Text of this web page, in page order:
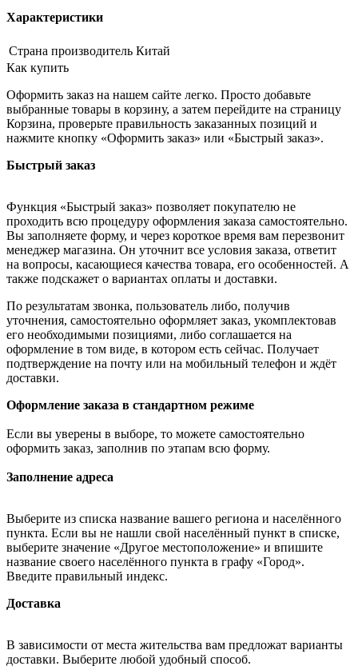
Характеристики
Страна производитель Китай
Как купить
Оформить заказ на нашем сайте легко. Просто добавьте
выбранные товары в корзину, а затем перейдите на страницу
Корзина, проверьте правильность заказанных позиций и
нажмите кнопку «Оформить заказ» или «Быстрый заказ».
Быстрый заказ
Функция «Быстрый заказ» позволяет покупателю не
проходить всю процедуру оформления заказа самостоятельно.
Вы заполняете форму, и через короткое время вам перезвонит
менеджер магазина. Он уточнит все условия заказа, ответит
на вопросы, касающиеся качества товара, его особенностей. А
также подскажет о вариантах оплаты и доставки.
По результатам звонка, пользователь либо, получив
уточнения, самостоятельно оформляет заказ, укомплектовав
его необходимыми позициями, либо соглашается на
оформление в том виде, в котором есть сейчас. Получает
подтверждение на почту или на мобильный телефон и ждёт
доставки.
Оформление заказа в стандартном режиме
Если вы уверены в выборе, то можете самостоятельно
оформить заказ, заполнив по этапам всю форму.
Заполнение адреса
Выберите из списка название вашего региона и населённого
пункта. Если вы не нашли свой населённый пункт в списке,
выберите значение «Другое местоположение» и впишите
название своего населённого пункта в графу «Город».
Введите правильный индекс.
Доставка
В зависимости от места жительства вам предложат варианты
доставки. Выберите любой удобный способ.